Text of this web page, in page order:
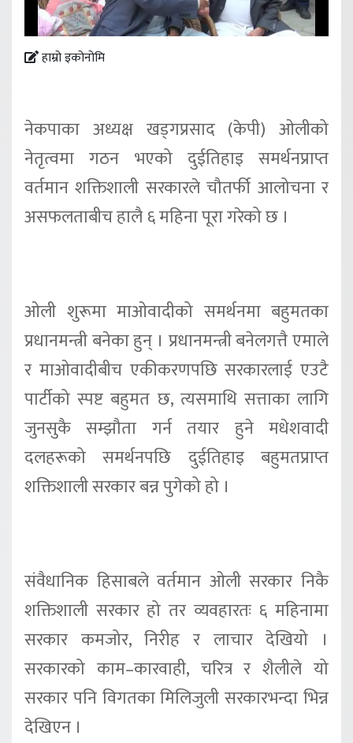
हाम्रो इकोनोमि
नेकपाका अध्यक्ष खड्गप्रसाद (केपी) ओलीको
नेतृत्वमा गठन भएको दुईतिहाइ समर्थनप्राप्त
वर्तमान शक्तिशाली सरकारले चौतर्फी आलोचना र
असफलताबीच हालै ६ महिना पूरा गरेको छ ।
ओली शुरूमा माओवादीको समर्थनमा बहुमतका
प्रधानमन्त्री बनेका हुन् । प्रधानमन्त्री बनेलगत्तै एमाले
र माओवादीबीच एकीकरणपछि सरकारलाई एउटै
पार्टीको स्पष्ट बहुमत छ, त्यसमाथि सत्ताका लागि
जुनसुकै सम्झौता गर्न तयार हुने मधेशवादी
दलहरूको समर्थनपछि दुईतिहाइ बहुमतप्राप्त
शक्तिशाली सरकार बन्न पुगेको हो ।
संवैधानिक हिसाबले वर्तमान ओली सरकार निकै
शक्तिशाली सरकार हो तर व्यवहारतः ६ महिनामा
सरकार कमजोर, निरीह र लाचार देखियो ।
सरकारको काम–कारवाही, चरित्र र शैलीले यो
सरकार पनि विगतका मिलिजुली सरकारभन्दा भिन्न
देखिएन ।